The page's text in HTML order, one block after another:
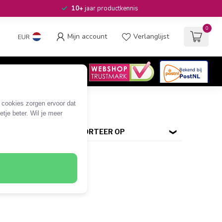
zorgen ervoor dat
beter. Wil je meer
10+jaar productkennis
EUR Mijn account Verlanglijst
0
SORTEER OP